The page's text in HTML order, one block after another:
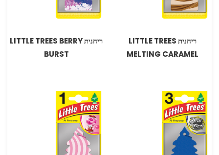
ריחנית LITTLE TREES
MELTING CARAMEL
ריחנית LITTLE TREES BERRY
BURST